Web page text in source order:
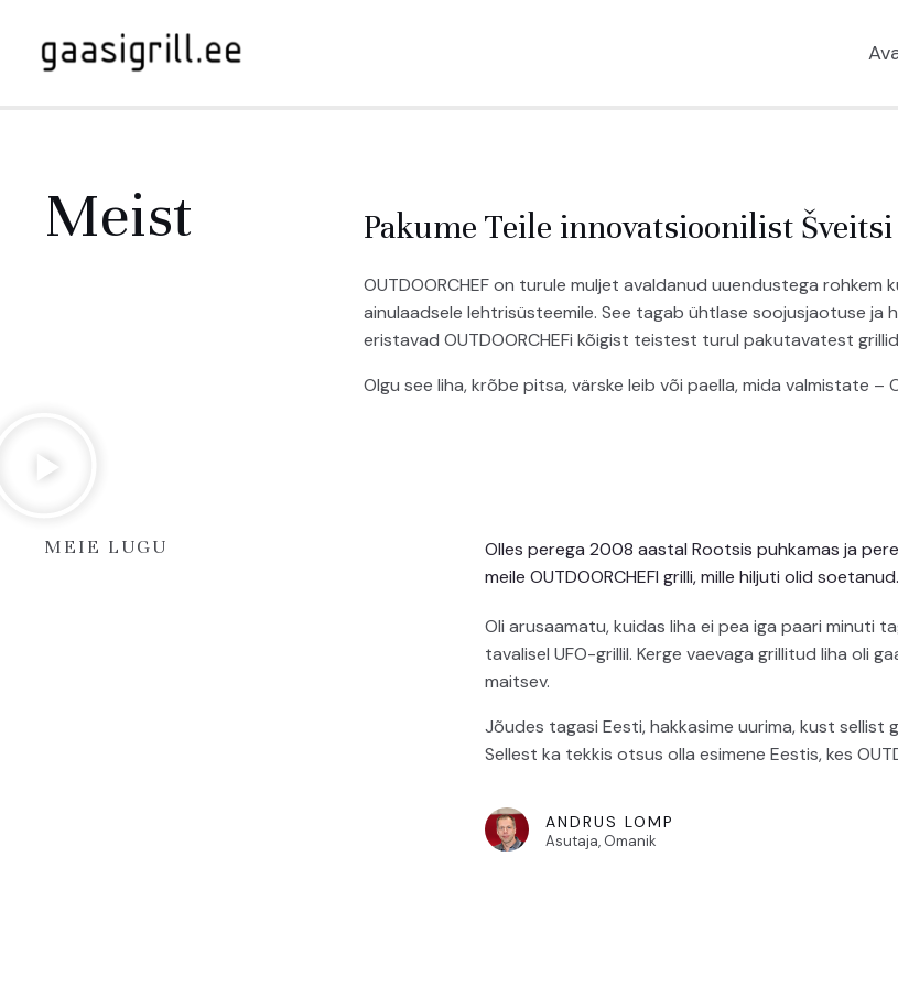
Meist Pakume Teile innovatsioonilist
OUTDOORCHEF on turule muljet avaldanud uuendustega rohkem
ainulaadsele lehtrisüsteemile. See tagab ühtlase soojusjaotuse
eristavad OUTDOORCHEFi kõigist teistest turul pakutavatest
Olgu see liha, krõbe pitsa, värske leib või paella, mida valmistate –
MEIE LUGU
Olles perega 2008 aastal Rootsis puhkamas ja
meile OUTDOORCHEFI grilli, mille hiljuti olid soetanud.
Oli arusaamatu, kuidas liha ei pea iga paari minuti
tavalisel UFO-grillil. Kerge vaevaga grillitud liha oli
maitsev.
Jõudes tagasi Eesti, hakkasime uurima, kust
Sellest ka tekkis otsus olla esimene Eestis, kes
ANDRUS LOMP
Asutaja, Omanik